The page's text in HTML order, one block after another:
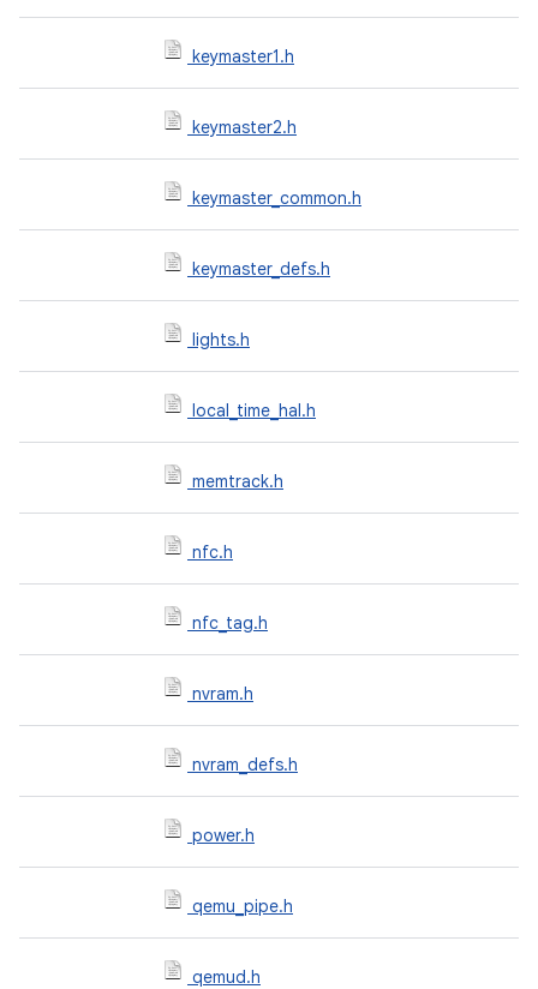
keymaster1.h
keymaster2.h
keymaster_common.h
keymaster_defs.h
lights.h
local_time_hal.h
memtrack.h
nfc.h
nfc_tag.h
nvram.h
nvram_defs.h
power.h
qemu_pipe.h
qemud.h